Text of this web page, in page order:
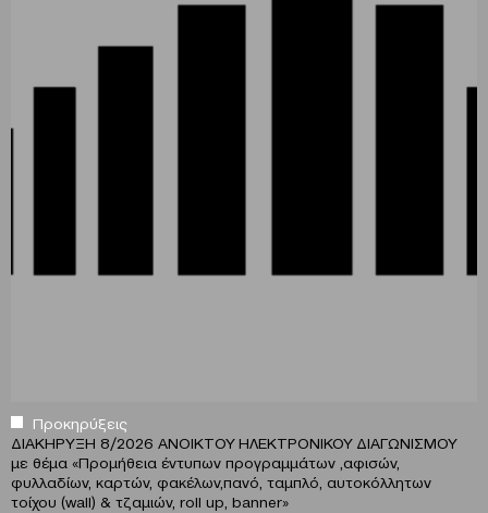
Προκηρύξεις
ΔΙΑΚΗΡΥΞΗ 8/2026 ΑΝΟΙΚΤΟΥ ΗΛΕΚΤΡΟΝΙΚΟΥ ΔΙΑΓΩΝΙΣΜΟΥ
με θέμα «Προμήθεια έντυπων προγραμμάτων ,αφισών,
φυλλαδίων, καρτών, φακέλων,πανό, ταμπλό, αυτοκόλλητων
τοίχου (wall) & τζαμιών, roll up, banner»